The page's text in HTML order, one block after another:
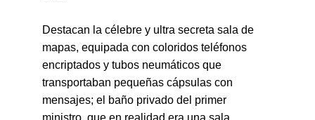
Destacan la célebre y ultra secreta sala de
mapas, equipada con coloridos teléfonos
encriptados y tubos neumáticos que
transportaban pequeñas cápsulas con
mensajes; el baño privado del primer
ministro, que en realidad era una sala